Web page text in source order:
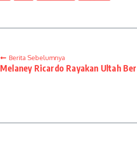
Berita Sebelumnya
Melaney Ricardo Rayakan Ultah